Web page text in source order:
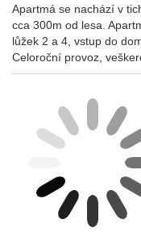
Apartmá se nachází v
cca 300m od lesa.
lůžek 2 a 4, vstup do
Celoroční provoz,